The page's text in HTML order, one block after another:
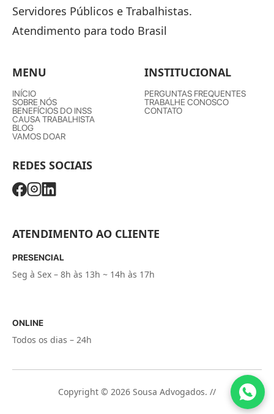
Servidores Públicos e Trabalhistas.
Atendimento para todo Brasil
MENU
INÍCIO
SOBRE NÓS
BENEFÍCIOS DO INSS
CAUSA TRABALHISTA
BLOG
VAMOS DOAR
INSTITUCIONAL
PERGUNTAS FREQUENTES
TRABALHE CONOSCO
CONTATO
REDES SOCIAIS
ATENDIMENTO AO CLIENTE
PRESENCIAL
Seg à Sex – 8h às 13h ~ 14h às 17h
ONLINE
Todos os dias – 24h
Copyright © 2026 Sousa Advogados. //